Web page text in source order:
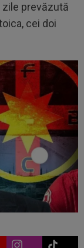
zile prevăzută
cei doi